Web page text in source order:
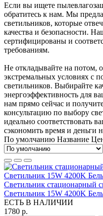
Если вы ищете
обратитесь к нам. Мы
светильников, которые
качества и безопасности.
сертифицированы и
требованиям.
Не откладывайте на потом,
экстремальных условиях с
светильников. Выбирайте
энергоэффективность для
нам прямо сейчас и
консультацию по выбору
идеально соответствовать
сэкономить время и деньги
По умолчанию Название
Светильник стационарный
Светильник 15W 4200K
ЕСТЬ В НАЛИЧИИ
1780 р.